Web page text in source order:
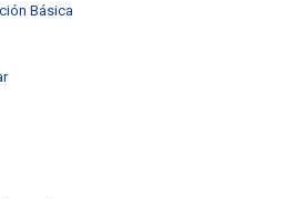
Básica